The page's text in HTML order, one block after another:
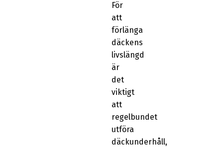
För
att
förlänga
däckens
livslängd
är
det
viktigt
att
regelbundet
utföra
däckunderhåll,